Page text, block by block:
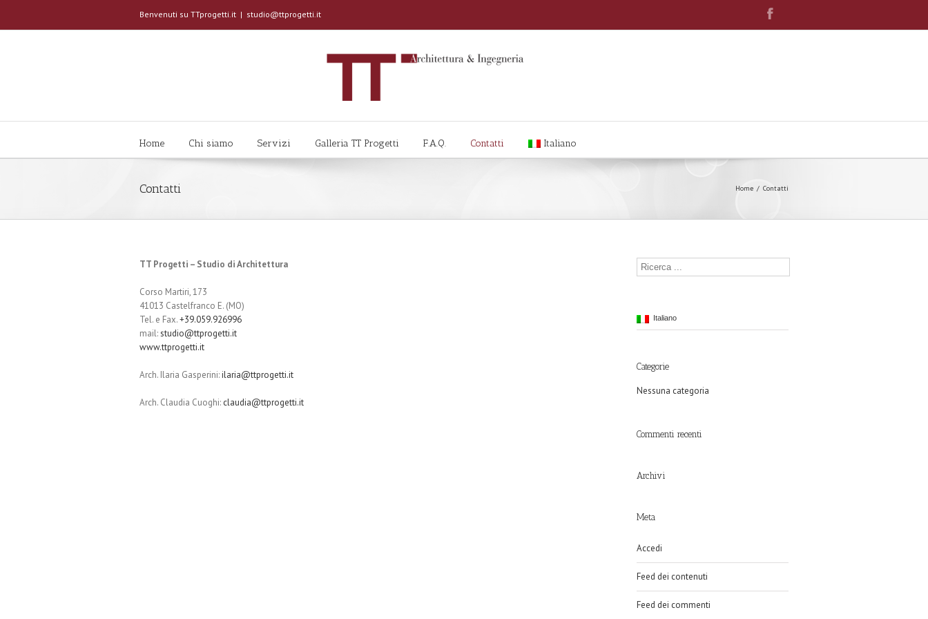
Benvenuti su TTprogetti.it | studio@ttprogetti.it
Home Chi siamo Servizi Galleria TT Progetti F.A.Q. Contatti Italiano
Contatti Home Contatti
TT Progetti – Studio di Architettura
Corso Martiri, 173
41013 Castelfranco E. (MO)
Tel. e Fax.+39.059.926996
mail:studio@ttprogetti.it
www.ttprogetti.it
Arch. Ilaria Gasperini:ilaria@ttprogetti.it
Arch. Claudia Cuoghi: claudia@ttprogetti.it
Italiano
Categorie
Nessuna categoria
Commenti recenti
Archivi
Meta
Accedi
Feed dei contenuti
Feed dei commenti